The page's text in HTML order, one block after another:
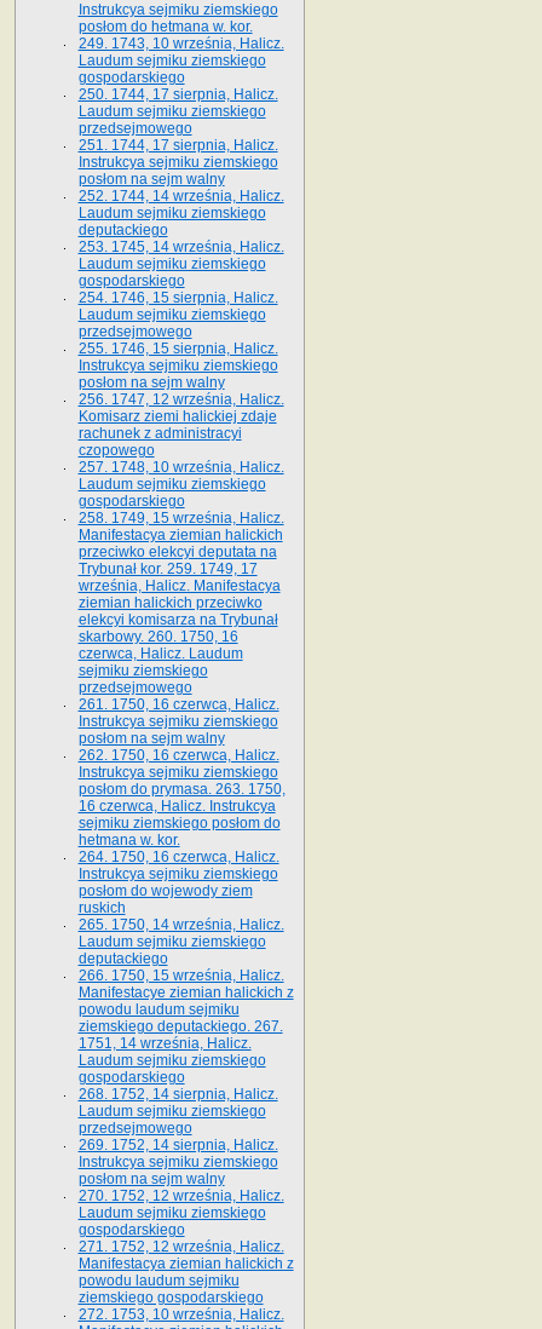
Instrukcya sejmiku ziemskiego
posłom do hetmana w. kor.
249. 1743, 10 września, Halicz.
Laudum sejmiku ziemskiego
gospodarskiego
250. 1744, 17 sierpnia, Halicz.
Laudum sejmiku ziemskiego
przedsejmowego
251. 1744, 17 sierpnia, Halicz.
Instrukcya sejmiku ziemskiego
posłom na sejm walny
252. 1744, 14 września, Halicz.
Laudum sejmiku ziemskiego
deputackiego
253. 1745, 14 września, Halicz.
Laudum sejmiku ziemskiego
gospodarskiego
254. 1746, 15 sierpnia, Halicz.
Laudum sejmiku ziemskiego
przedsejmowego
255. 1746, 15 sierpnia, Halicz.
Instrukcya sejmiku ziemskiego
posłom na sejm walny
256. 1747, 12 września, Halicz.
Komisarz ziemi halickiej zdaje
rachunek z administracyi
czopowego
257. 1748, 10 września, Halicz.
Laudum sejmiku ziemskiego
gospodarskiego
258. 1749, 15 września, Halicz.
Manifestacya ziemian halickich
przeciwko elekcyi deputata na
Trybunał kor. 259. 1749, 17
września, Halicz. Manifestacya
ziemian halickich przeciwko
elekcyi komisarza na Trybunał
skarbowy. 260. 1750, 16
czerwca, Halicz. Laudum
sejmiku ziemskiego
przedsejmowego
261. 1750, 16 czerwca, Halicz.
Instrukcya sejmiku ziemskiego
posłom na sejm walny
262. 1750, 16 czerwca, Halicz.
Instrukcya sejmiku ziemskiego
posłom do prymasa. 263. 1750,
16 czerwca, Halicz. Instrukcya
sejmiku ziemskiego posłom do
hetmana w. kor.
264. 1750, 16 czerwca, Halicz.
Instrukcya sejmiku ziemskiego
posłom do wojewody ziem
ruskich
265. 1750, 14 września, Halicz.
Laudum sejmiku ziemskiego
deputackiego
266. 1750, 15 września, Halicz.
Manifestacye ziemian halickich z
powodu laudum sejmiku
ziemskiego deputackiego. 267.
1751, 14 września, Halicz.
Laudum sejmiku ziemskiego
gospodarskiego
268. 1752, 14 sierpnia, Halicz.
Laudum sejmiku ziemskiego
przedsejmowego
269. 1752, 14 sierpnia, Halicz.
Instrukcya sejmiku ziemskiego
posłom na sejm walny
270. 1752, 12 września, Halicz.
Laudum sejmiku ziemskiego
gospodarskiego
271. 1752, 12 września, Halicz.
Manifestacya ziemian halickich z
powodu laudum sejmiku
ziemskiego gospodarskiego
272. 1753, 10 września, Halicz.